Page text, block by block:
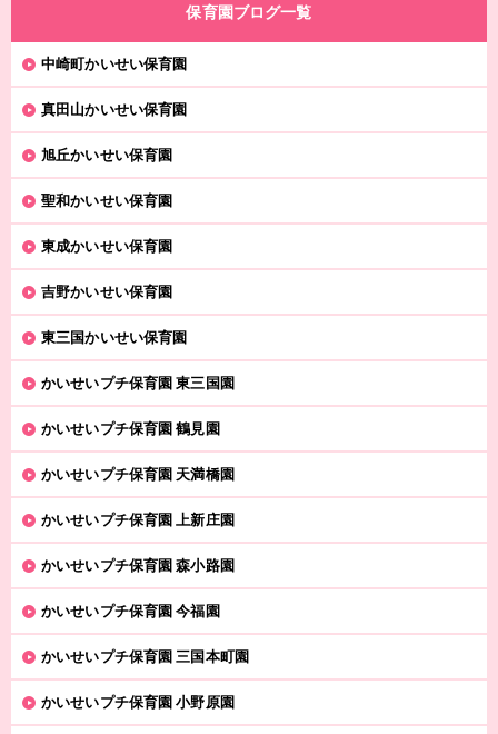
保育園ブログ一覧
中崎町かいせい保育園
真田山かいせい保育園
旭丘かいせい保育園
聖和かいせい保育園
東成かいせい保育園
吉野かいせい保育園
東三国かいせい保育園
かいせいプチ保育園 東三国園
かいせいプチ保育園 鶴見園
かいせいプチ保育園 天満橋園
かいせいプチ保育園 上新庄園
かいせいプチ保育園 森小路園
かいせいプチ保育園 今福園
かいせいプチ保育園 三国本町園
かいせいプチ保育園 小野原園